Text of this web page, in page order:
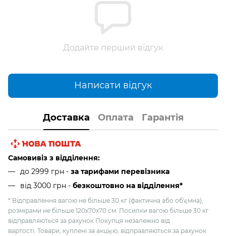
Додайте перший відгук
Написати відгук
Доставка Оплата Гарантія
Самовивіз з відділення:
до 2999 грн - за тарифами перевізника
від 3000 грн - безкоштовно на відділення*
* Відправлення вагою не більше 30 кг (фактична або об'ємна),
розмірами не більше 120х70х70 см. Посилки вагою більше 30 кг
відправляються за рахунок Покупця незалежно від
вартості. Товари, куплені за акцією, відправляються за рахунок